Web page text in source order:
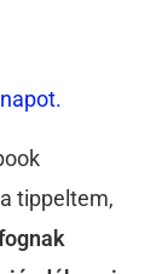
tippeltem,